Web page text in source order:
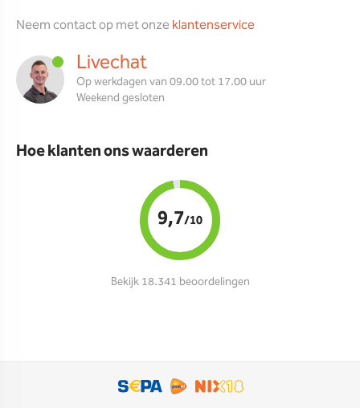
Neem contact op met onzeklantenservice
Livechat
Op werkdagen van 09.00 tot 17.00 uur
Weekend gesloten
Hoe klanten ons waarderen
9,7/10
Bekijk 18.341 beoordelingen